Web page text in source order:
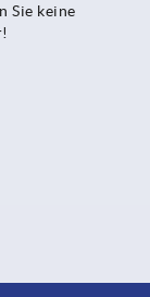
Sie keine